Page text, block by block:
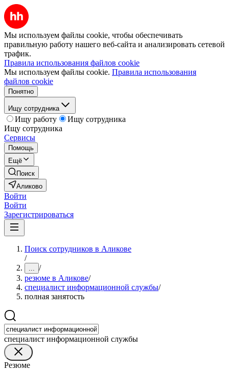
Мы используем файлы cookie, чтобы обеспечивать
правильную работу нашего веб-сайта и анализировать сетевой
трафик.
Правила использования файлов cookie
Мы используем файлы cookie. Правила использования
файлов cookie
Понятно
Ищу сотрудника
Ищу работу
Ищу сотрудника
Ищу сотрудника
Сервисы
Помощь
Ещё
Поиск
Аликово
Войти
Войти
Зарегистрироваться
Поиск сотрудников в Аликове
/
... /
резюме в Аликове/
специалист информационной службы/
полная занятость
специалист информационной службы
Резюме